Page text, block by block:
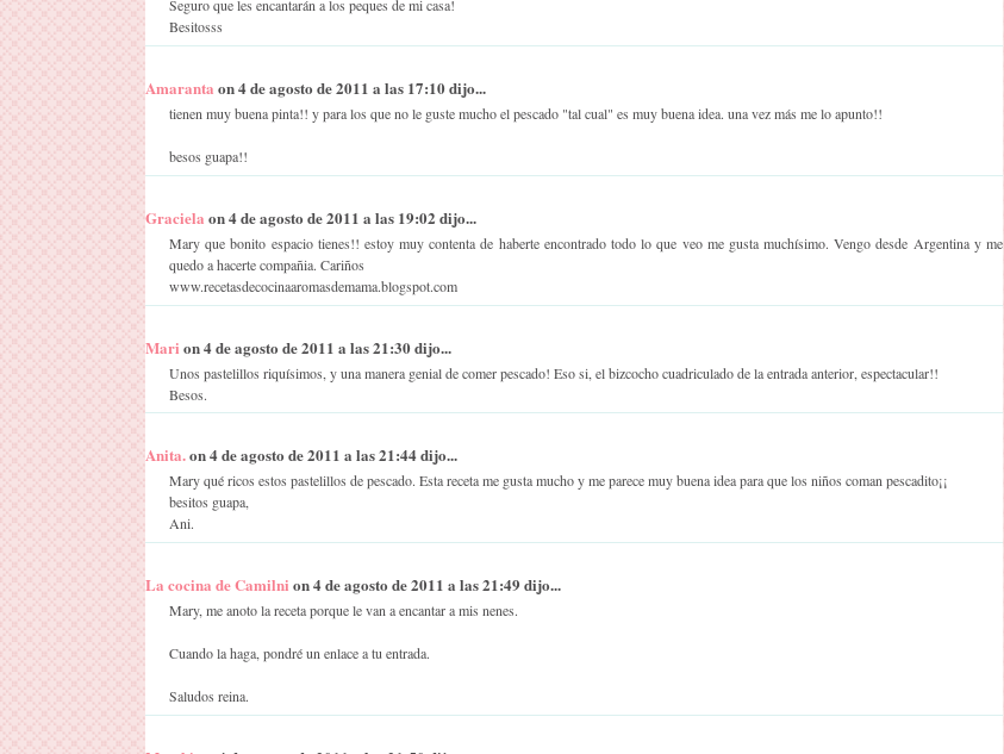
Seguro que les encantarán a los peques de mi casa!
Besitosss
Amaranta on 4 de agosto de 2011 a las 17:10 dijo...
tienen muy buena pinta!! y para los que no le guste mucho el pescado "tal cual" es muy buena idea. una vez más me lo apunto!!
besos guapa!!
Graciela on 4 de agosto de 2011 a las 19:02 dijo...
Mary que bonito espacio tienes!! estoy muy contenta de haberte encontrado todo lo que veo me gusta muchísimo. Vengo desde Argentina y me
quedo a hacerte compañia. Cariños
www.recetasdecocinaaromasdemama.blogspot.com
Mari on 4 de agosto de 2011 a las 21:30 dijo...
Unos pastelillos riquísimos, y una manera genial de comer pescado! Eso si, el bizcocho cuadriculado de la entrada anterior, espectacular!!
Besos.
Anita.on 4 de agosto de 2011 a las 21:44 dijo...
Mary qué ricos estos pastelillos de pescado. Esta receta me gusta mucho y me parece muy buena idea para que los niños coman pescadito¡¡
besitos guapa,
Ani.
La cocina de Camilni on 4 de agosto de 2011 a las 21:49 dijo...
Mary, me anoto la receta porque le van a encantar a mis nenes.
Cuando la haga, pondré un enlace a tu entrada.
Saludos reina.